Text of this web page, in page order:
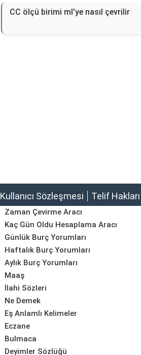
CC ölçü birimi ml'ye nasıl çevrilir
Kullanıcı Sözleşmesi Telif Hakları
Zaman Çevirme Aracı
Kaç Gün Oldu Hesaplama Aracı
Günlük Burç Yorumları
Haftalık Burç Yorumları
Aylık Burç Yorumları
Maaş
İlahi Sözleri
Ne Demek
Eş Anlamlı Kelimeler
Eczane
Bulmaca
Deyimler Sözlüğü